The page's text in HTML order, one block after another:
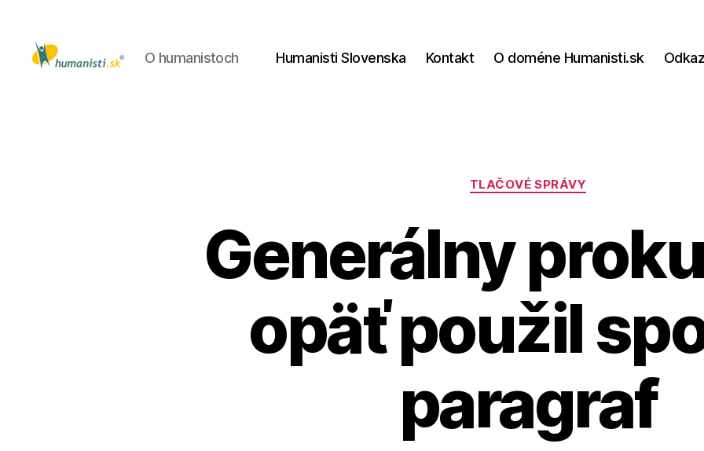
O humanistoch Humanisti Slovenska Kontakt O doméne Humanisti.sk
Kategórie
TLAČOVÉ SPRÁVY
Generálny
opäť použil
paragraf